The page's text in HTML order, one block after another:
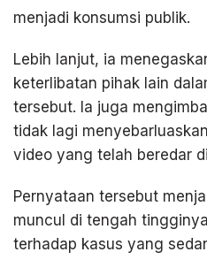
menjadi konsumsi publik.
Lebih lanjut, ia
keterlibatan pihak lain
tersebut. Ia juga
tidak lagi
video yang telah beredar
Pernyataan tersebut
muncul di tengah
terhadap kasus yang